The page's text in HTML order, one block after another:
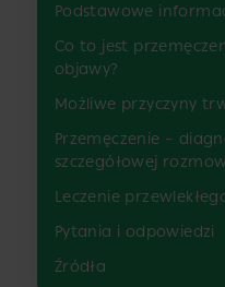
Podstawowe
Co to jest
objawy?
Możliwe przyczyny
Przemęczenie –
szczegółowej
Leczenie
Pytania i odpowiedzi
Źródła